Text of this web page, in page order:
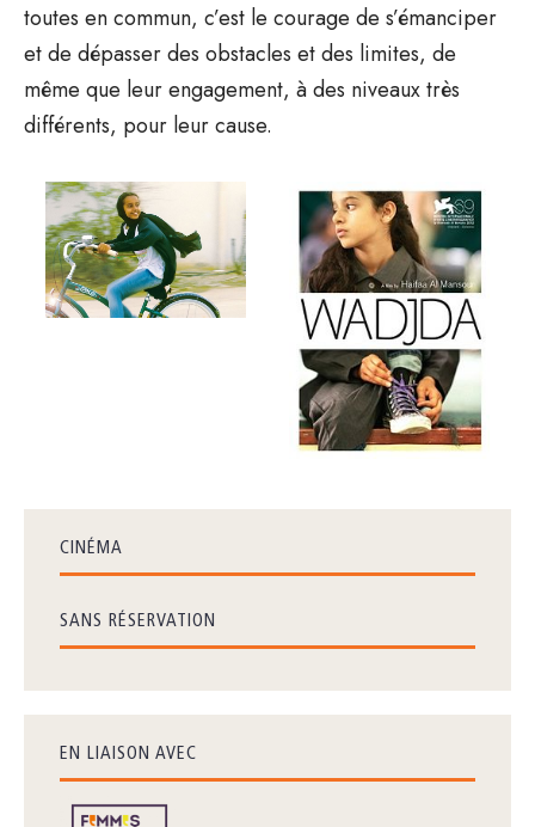
toutes en commun, c’est le courage de s’émanciper
et de dépasser des obstacles et des limites, de
même que leur engagement, à des niveaux très
différents, pour leur cause.
CINÉMA
SANS RÉSERVATION
EN LIAISON AVEC